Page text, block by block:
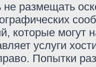
размещать
которые могут
услуги
Попытки